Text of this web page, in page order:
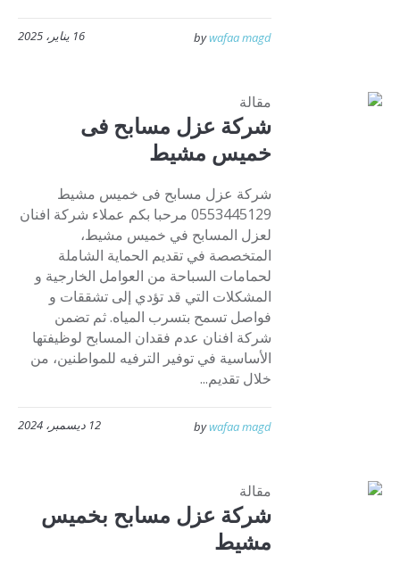
16 يناير، 2025 bywafaa magd
مقالة
شركة عزل مسابح فى
خميس مشيط
شركة عزل مسابح فى خميس مشيط
0553445129 مرحبا بكم عملاء شركة افنان
لعزل المسابح في خميس مشيط،
المتخصصة في تقديم الحماية الشاملة
لحمامات السباحة من العوامل الخارجية و
المشكلات التي قد تؤدي إلى تشققات و
فواصل تسمح بتسرب المياه. ثم تضمن
شركة افنان عدم فقدان المسابح لوظيفتها
الأساسية في توفير الترفيه للمواطنين، من
خلال تقديم...
12 ديسمبر، 2024 bywafaa magd
مقالة
شركة عزل مسابح بخميس
مشيط